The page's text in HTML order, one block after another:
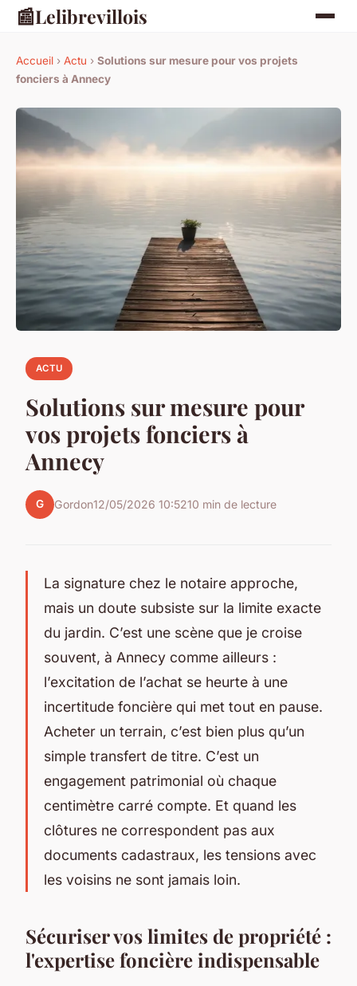
📰Lelibrevillois
Accueil › Actu › Solutions sur mesure pour vos projets
fonciers à Annecy
ACTU
Solutions sur mesure pour
vos projets fonciers à
Annecy
G Gordon12/05/2026 10:5210 min de lecture
La signature chez le notaire approche,
mais un doute subsiste sur la limite exacte
du jardin. C’est une scène que je croise
souvent, à Annecy comme ailleurs :
l’excitation de l’achat se heurte à une
incertitude foncière qui met tout en pause.
Acheter un terrain, c’est bien plus qu’un
simple transfert de titre. C’est un
engagement patrimonial où chaque
centimètre carré compte. Et quand les
clôtures ne correspondent pas aux
documents cadastraux, les tensions avec
les voisins ne sont jamais loin.
Sécuriser vos limites de propriété :
l'expertise foncière indispensable